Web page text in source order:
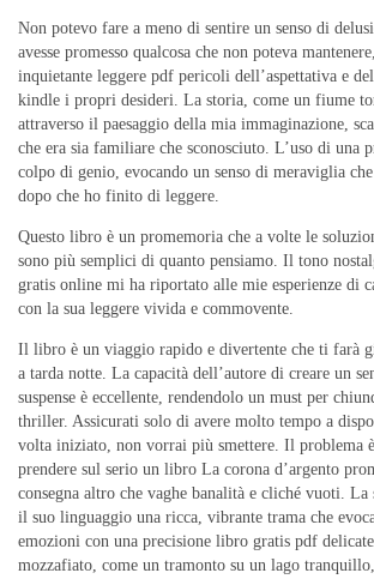
Non potevo fare a meno di sentire un senso di
avesse promesso qualcosa che non poteva
inquietante leggere pdf pericoli dell’aspettativa e
kindle i propri desideri. La storia, come un fiume
attraverso il paesaggio della mia immaginazione,
che era sia familiare che sconosciuto. L’uso di una
colpo di genio, evocando un senso di meraviglia
dopo che ho finito di leggere.
Questo libro è un promemoria che a volte le
sono più semplici di quanto pensiamo. Il tono
gratis online mi ha riportato alle mie esperienze di
con la sua leggere vivida e commovente.
Il libro è un viaggio rapido e divertente che ti farà
a tarda notte. La capacità dell’autore di creare un
suspense è eccellente, rendendolo un must per
thriller. Assicurati solo di avere molto tempo a
volta iniziato, non vorrai più smettere. Il problema
prendere sul serio un libro La corona d’argento
consegna altro che vaghe banalità e cliché vuoti. La
il suo linguaggio una ricca, vibrante trama che
emozioni con una precisione libro gratis pdf
mozzafiato, come un tramonto su un lago